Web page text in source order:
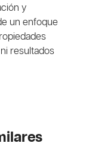
y
un enfoque
resultados